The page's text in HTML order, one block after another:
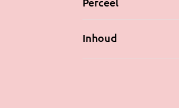
Inhoud